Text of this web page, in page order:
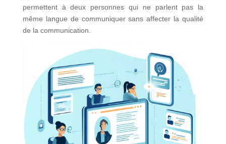
permettent à deux personnes qui ne parlent pas la
même langue de communiquer sans affecter la qualité
de la communication.